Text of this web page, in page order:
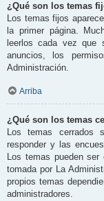
¿Qué son los temas
Los temas fijos
la primer página.
leerlos cada vez que
anuncios, los
Administración.
Arriba
¿Qué son los temas
Los temas
responder y las
Los temas pueden
tomada por La
propios temas
administradores.